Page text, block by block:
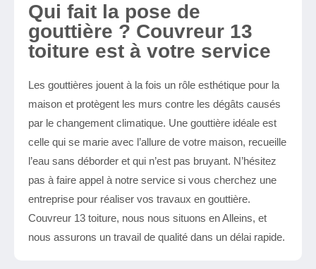
Qui fait la pose de
gouttière ? Couvreur 13
toiture est à votre service
Les gouttières jouent à la fois un rôle esthétique pour la
maison et protègent les murs contre les dégâts causés
par le changement climatique. Une gouttière idéale est
celle qui se marie avec l’allure de votre maison, recueille
l’eau sans déborder et qui n’est pas bruyant. N’hésitez
pas à faire appel à notre service si vous cherchez une
entreprise pour réaliser vos travaux en gouttière.
Couvreur 13 toiture, nous nous situons en Alleins, et
nous assurons un travail de qualité dans un délai rapide.